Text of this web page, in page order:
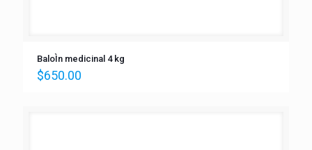
BaloÌn medicinal 4 kg
$650.00